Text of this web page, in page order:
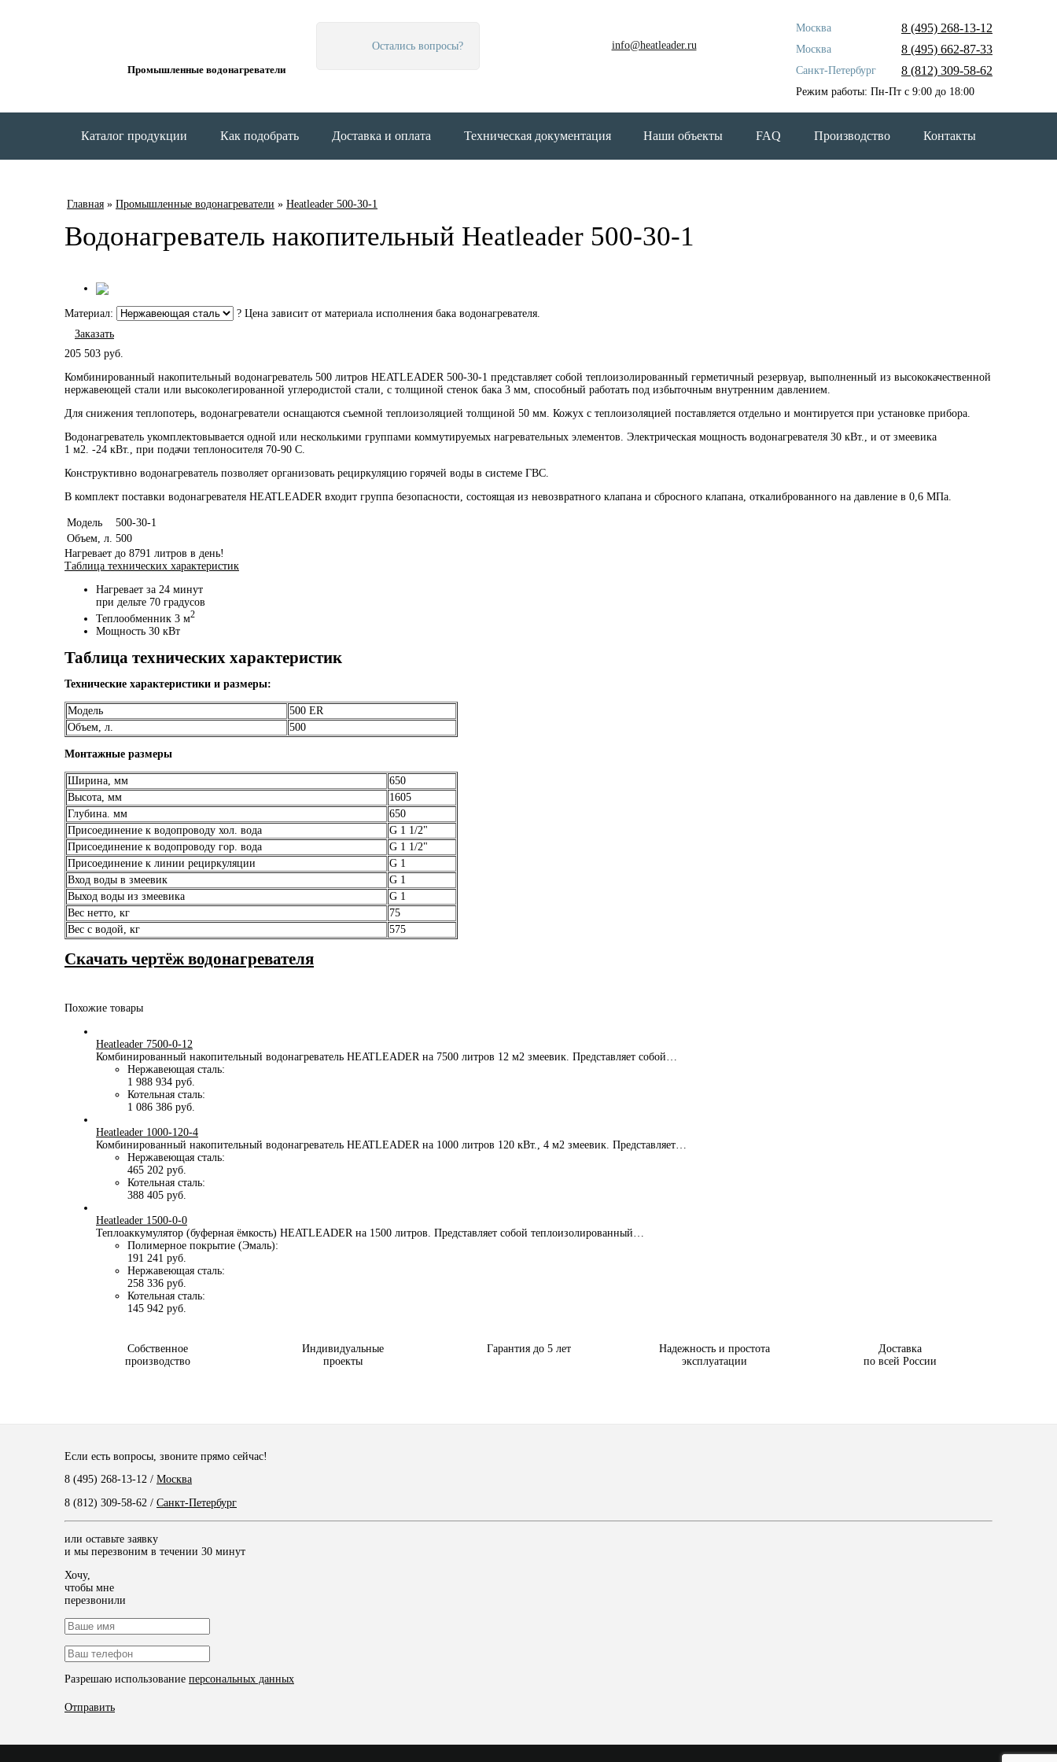
Промышленные водонагреватели
Остались вопросы? info@heatleader.ru
Москва 8 (495) 268-13-12
Москва 8 (495) 662-87-33
Санкт-Петербург 8 (812) 309-58-62
Режим работы: Пн-Пт с 9:00 до 18:00
Каталог продукции Как подобрать Доставка и оплата Техническая документация Наши объекты FAQ Производство Контакты
Главная » Промышленные водонагреватели » Heatleader 500-30-1
Водонагреватель накопительный Heatleader 500-30-1
Материал: ? Цена зависит от материала исполнения бака водонагревателя.
Заказать
205 503 руб.
Комбинированный накопительный водонагреватель 500 литров HEATLEADER 500-30-1 представляет собой теплоизолированный герметичный резервуар, выполненный из высококачественной
нержавеющей стали или высоколегированной углеродистой стали, с толщиной стенок бака 3 мм, способный работать под избыточным внутренним давлением.
Для снижения теплопотерь, водонагреватели оснащаются съемной теплоизоляцией толщиной 50 мм. Кожух с теплоизоляцией поставляется отдельно и монтируется при установке прибора.
Водонагреватель укомплектовывается одной или несколькими группами коммутируемых нагревательных элементов. Электрическая мощность водонагревателя 30 кВт., и от змеевика
1 м2. -24 кВт., при подачи теплоносителя 70-90 С.
Конструктивно водонагреватель позволяет организовать рециркуляцию горячей воды в системе ГВС.
В комплект поставки водонагревателя HEATLEADER входит группа безопасности, состоящая из невозвратного клапана и сбросного клапана, откалиброванного на давление в 0,6 МПа.
Модель
500-30-1
Объем, л. 500
Нагревает до 8791 литров в день!
Таблица технических характеристик
Нагревает за 24 минут
при дельте 70 градусов
Теплообменник 3 м2
Мощность 30 кВт
Таблица технических характеристик
Технические характеристики и размеры:
Модель
500 ER
Объем, л.
500
Монтажные размеры
Ширина, мм
650
Высота, мм
1605
Глубина. мм
650
Присоединение к водопроводу хол. вода
G 1 1/2"
Присоединение к водопроводу гор. вода
G 1 1/2"
Присоединение к линии рециркуляции
G 1
Вход воды в змеевик
G 1
Выход воды из змеевика
G 1
Вес нетто, кг
75
Вес с водой, кг
575
Скачать чертёж водонагревателя
Похожие товары
Heatleader 7500-0-12
Комбинированный накопительный водонагреватель HEATLEADER на 7500 литров 12 м2 змеевик. Представляет собой…
Нержавеющая сталь:
1 988 934 руб.
Котельная сталь:
1 086 386 руб.
Heatleader 1000-120-4
Комбинированный накопительный водонагреватель HEATLEADER на 1000 литров 120 кВт., 4 м2 змеевик. Представляет…
Нержавеющая сталь:
465 202 руб.
Котельная сталь:
388 405 руб.
Heatleader 1500-0-0
Теплоаккумулятор (буферная ёмкость) HEATLEADER на 1500 литров. Представляет собой теплоизолированный…
Полимерное покрытие (Эмаль):
191 241 руб.
Нержавеющая сталь:
258 336 руб.
Котельная сталь:
145 942 руб.
Собственное
производство
Индивидуальные
проекты
Гарантия до 5 лет
Надежность и простота
эксплуатации
Доставка
по всей России
Если есть вопросы, звоните прямо сейчас!
8 (495) 268-13-12 / Москва
8 (812) 309-58-62 / Санкт-Петербург
или оставьте заявку
и мы перезвоним в течении 30 минут
Хочу,
чтобы мне
перезвонили
Разрешаю использование персональных данных
Отправить